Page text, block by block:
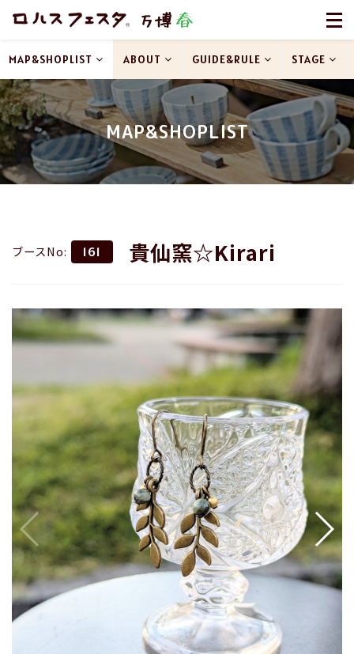
MAP&SHOPLIST
MAP&SHOPLIST ABOUT GUIDE&RULE STAGE
ブースNo: 161 貴仙窯☆Kirari